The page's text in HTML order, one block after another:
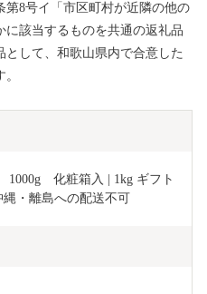
第8号イ「市区町村が近隣の他の
該当するものを共通の返礼品
して、和歌山県内で合意した
1000g　化粧箱入 | 1kg ギフト
・離島への配送不可